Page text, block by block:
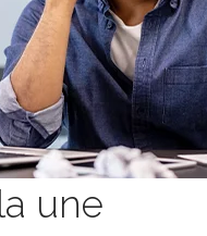
une